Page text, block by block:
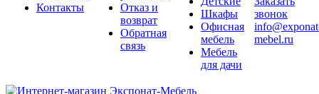
Контакты
Отказ и
возврат
Обратная
связь
Шкафы
Офисная
мебель
Мебель
для дачи
звонок
mebel.ru